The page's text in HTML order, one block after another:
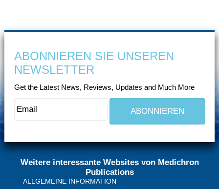
ABONNIEREN SIE UNSEREN
NEWSLETTER
Get the Latest News, Reviews, Updates and Much More
Weitere interessante Websites von Medichron
Publications
ALLGEMEINE INFORMATION